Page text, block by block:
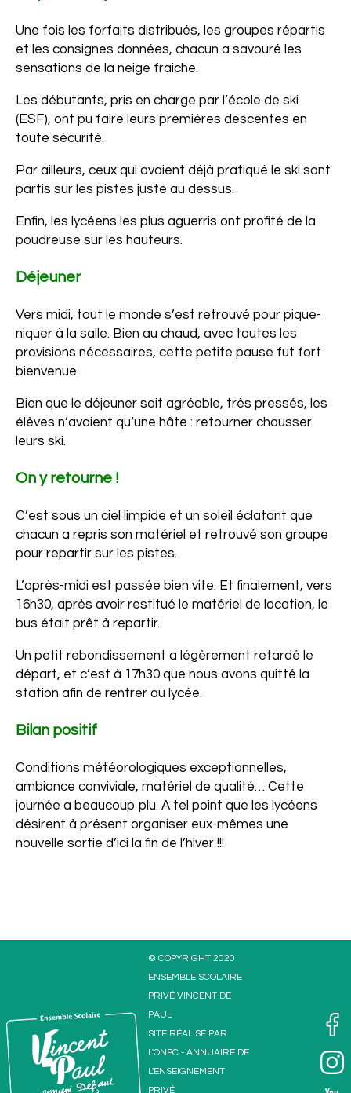
Une fois les forfaits distribués, les groupes répartis
et les consignes données, chacun a savouré les
sensations de la neige fraiche.
Les débutants, pris en charge par l’école de ski
(ESF), ont pu faire leurs premières descentes en
toute sécurité.
Par ailleurs, ceux qui avaient déjà pratiqué le ski sont
partis sur les pistes juste au dessus.
Enfin, les lycéens les plus aguerris ont profité de la
poudreuse sur les hauteurs.
Déjeuner
Vers midi, tout le monde s’est retrouvé pour pique-
niquer à la salle. Bien au chaud, avec toutes les
provisions nécessaires, cette petite pause fut fort
bienvenue.
Bien que le déjeuner soit agréable, très pressés, les
élèves n’avaient qu’une hâte : retourner chausser
leurs ski.
On y retourne !
C’est sous un ciel limpide et un soleil éclatant que
chacun a repris son matériel et retrouvé son groupe
pour repartir sur les pistes.
L’après-midi est passée bien vite. Et finalement, vers
16h30, après avoir restitué le matériel de location, le
bus était prêt à repartir.
Un petit rebondissement a légèrement retardé le
départ, et c’est à 17h30 que nous avons quitté la
station afin de rentrer au lycée.
Bilan positif
Conditions météorologiques exceptionnelles,
ambiance conviviale, matériel de qualité… Cette
journée a beaucoup plu. A tel point que les lycéens
désirent à présent organiser eux-mêmes une
nouvelle sortie d’ici la fin de l’hiver !!!
© COPYRIGHT 2020
ENSEMBLE SCOLAIRE
PRIVÉ VINCENT DE
PAUL
SITE RÉALISÉ PAR
L'ONPC - ANNUAIRE DE
L'ENSEIGNEMENT
PRIVÉ